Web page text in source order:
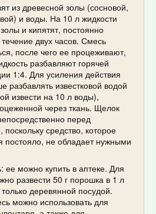
из древесной золы (сосновой,
и воды. На 10 л жидкости
и кипятят, постоянно
двух часов. Смесь
после чего ее процеживают,
разбавляют горячей
1:4. Для усиления действия
разбавлять известковой водой
извести на 10 л воды),
через ткань. Щелок
перед
средство, которое
постояло, не обладает нужными
ее можно купить в аптеке. Для
развести 50 г порошка в 1 л
деревянной посудой.
можно использовать для